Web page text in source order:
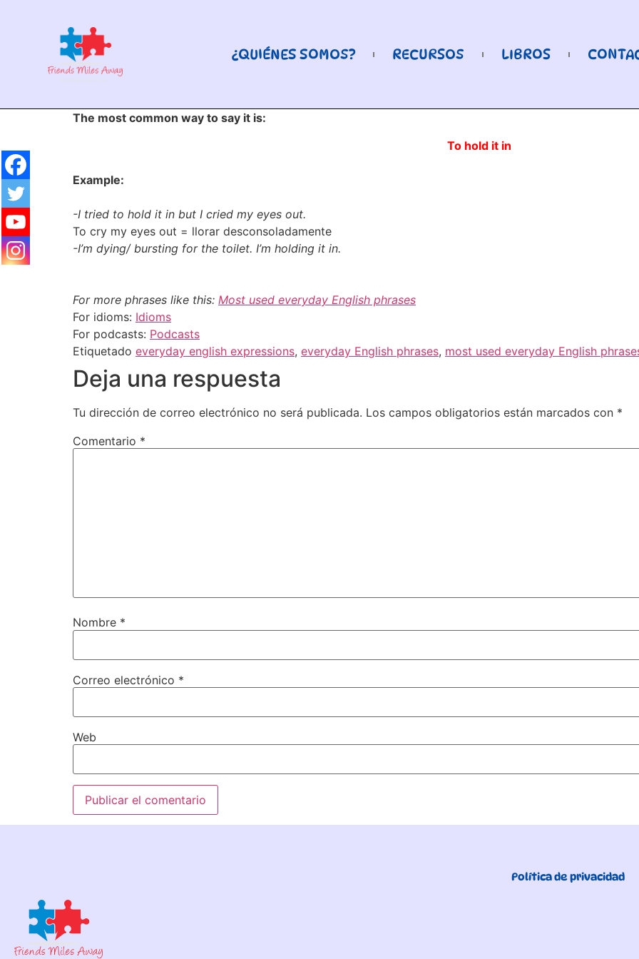
¿QUIÉNES SOMOS? RECURSOS LIBROS
The most common way to say it is:
To hold it in
Example:
-I tried to hold it in but I cried my eyes out.
To cry my eyes out = llorar desconsoladamente
-I’m dying/ bursting for the toilet. I’m holding it in.
For more phrases like this: Most used everyday English phrases
For idioms: Idioms
For podcasts: Podcasts
Etiquetado everyday english expressions, everyday English phrases, most used everyday English
Deja una respuesta
Tu dirección de correo electrónico no será publicada. Los campos obligatorios están marcados con *
Comentario *
Nombre *
Correo electrónico *
Web
Política de privacidad